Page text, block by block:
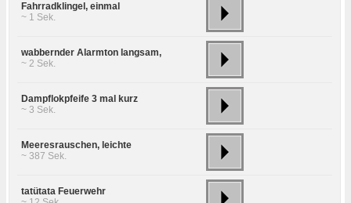
Fahrradklingel, einmal
~ 1 Sek.
wabbernder Alarmton langsam,
~ 2 Sek.
Dampflokpfeife 3 mal kurz
~ 3 Sek.
Meeresrauschen, leichte
~ 387 Sek.
tatütata Feuerwehr